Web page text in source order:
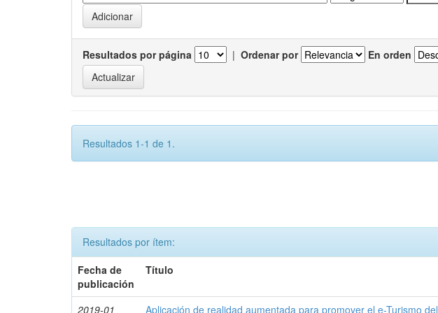
Resultados por página | Ordenar por En orden
Resultados 1-1 de 1.
Resultados por ítem:
Fecha de
publicación
Título
2019-01 Aplicación de realidad aumentada para promover el e-Turismo del